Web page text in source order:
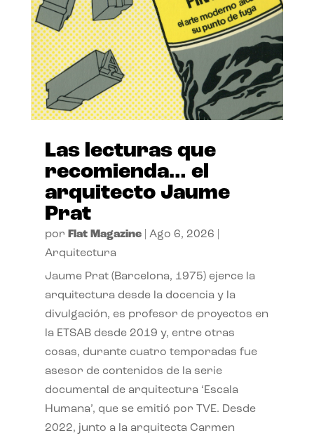
Las lecturas que
recomienda… el
arquitecto Jaume
Prat
por Flat Magazine| Ago 6, 2026
Arquitectura
Jaume Prat (Barcelona, 1975) ejerce la
arquitectura desde la docencia y la
divulgación, es profesor de proyectos en
la ETSAB desde 2019 y, entre otras
cosas, durante cuatro temporadas fue
asesor de contenidos de la serie
documental de arquitectura ‘Escala
Humana’, que se emitió por TVE. Desde
2022, junto a la arquitecta Carmen